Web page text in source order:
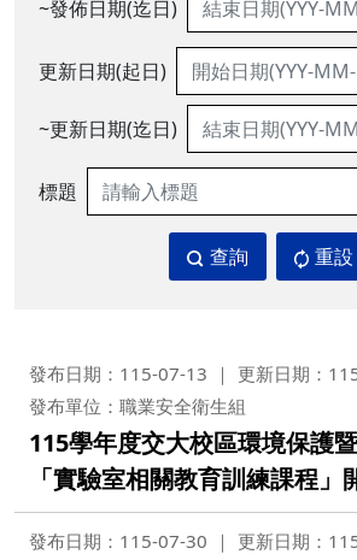
~發佈日期(迄日)
更新日期(起日)
~更新日期(迄日)
標題
查詢 重設
發布日期：115-07-13
更新日期：
發布單位：職業安全衛生組
115學年度交大校區環境保護
「實驗室相關教育訓練課程」
發布日期：115-07-30
更新日期：